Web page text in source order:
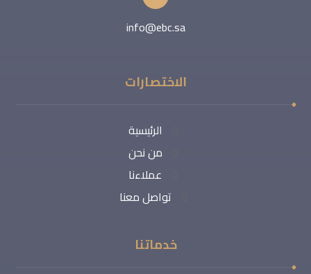
info@ebc.sa
الاختصارات
الرئيسية
من نحن
عملاءنا
تواصل معنا
خدماتنا